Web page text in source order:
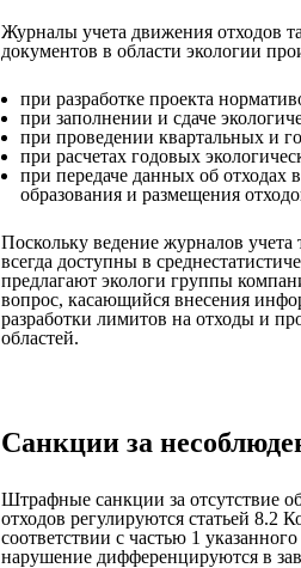
Журналы учета движения отходов
документов в области экологии
при разработке проекта
при заполнении и сдаче
при проведении квартальных и
при расчетах годовых
при передаче данных об отходах
образования и размещения
Поскольку ведение журналов
всегда доступны в
предлагают экологи группы
вопрос, касающийся внесения
разработки лимитов на отходы и
областей.
Санкции за
Штрафные санкции за отсутствие
отходов регулируются статьей 8.2
соответствии с частью 1
нарушение дифференцируются в